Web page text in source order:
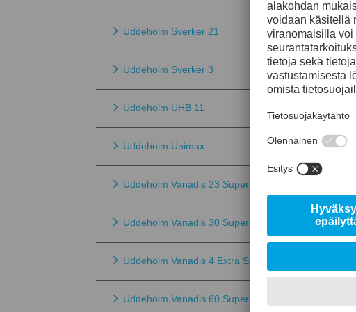
Uddeholm Sverker 21
Uddeholm Sverker 3
Uddeholm UHB 11
Uddeholm Unimax
Uddeholm Vanadis 23 SuperClean
Uddeholm Vanadis 30 SuperClean
Uddeholm Vanadis 4 Extra SuperClean
Uddeholm Vanadis 60 SuperClean